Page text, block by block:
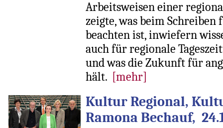
Arbeitsweisen einer
zeigte, was beim Schreiben
beachten ist, inwiefern
auch für regionale
und was die Zukunft für
hält. [mehr]
Kultur Regional,
Ramona Bechauf,